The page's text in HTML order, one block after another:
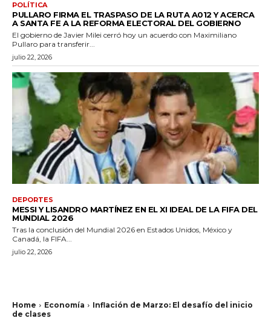
POLÍTICA
PULLARO FIRMA EL TRASPASO DE LA RUTA A012 Y ACERCA
A SANTA FE A LA REFORMA ELECTORAL DEL GOBIERNO
El gobierno de Javier Milei cerró hoy un acuerdo con Maximiliano
Pullaro para transferir...
julio 22, 2026
DEPORTES
MESSI Y LISANDRO MARTÍNEZ EN EL XI IDEAL DE LA FIFA DEL
MUNDIAL 2026
Tras la conclusión del Mundial 2026 en Estados Unidos, México y
Canadá, la FIFA...
julio 22, 2026